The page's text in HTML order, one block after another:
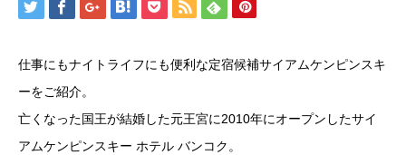
仕事にもナイトライフにも便利な定宿候補サイアムケンピンスキ
ーをご紹介。
亡くなった国王が結婚した元王宮に2010年にオープンしたサイ
アムケンピンスキー ホテル バンコク。